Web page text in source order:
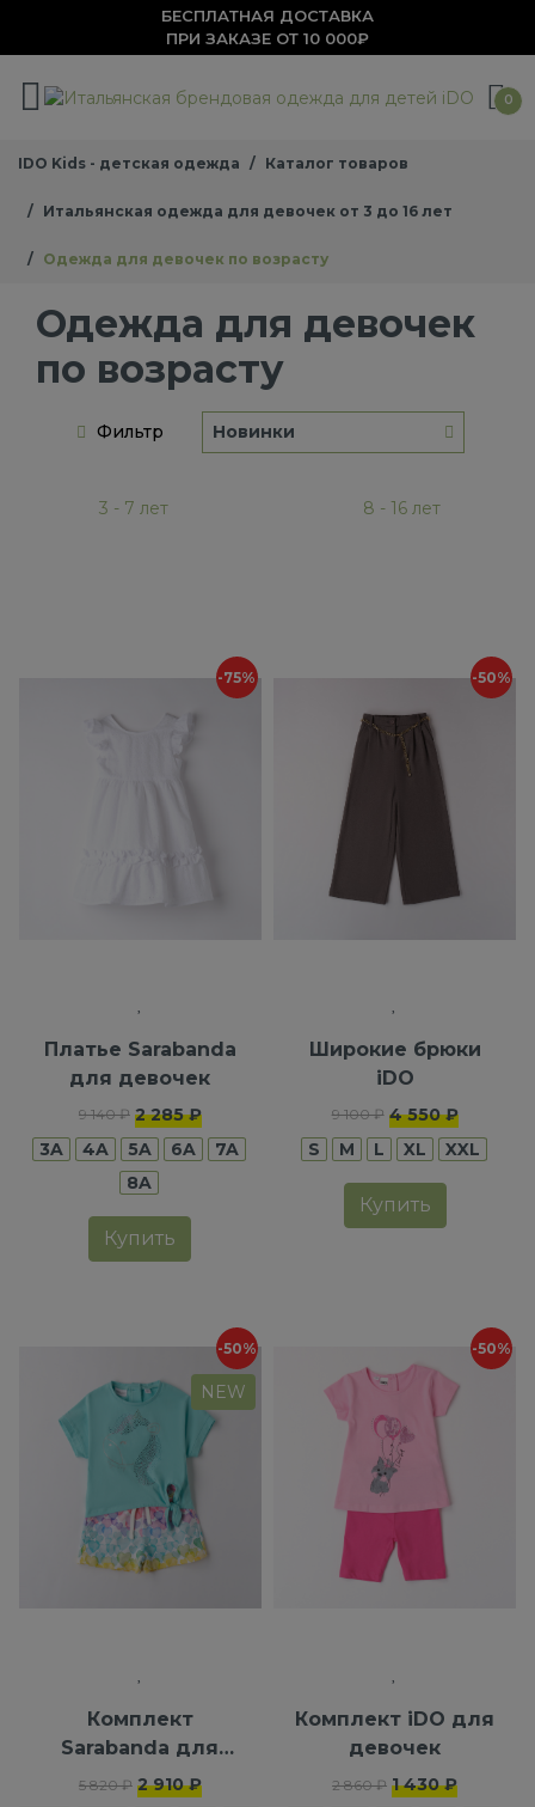
БЕСПЛАТНАЯ ДОСТАВКА
ПРИ ЗАКАЗЕ ОТ 10 000₽
0
IDO Kids - детская одежда Каталог товаров
Итальянская одежда для девочек от 3 до 16 лет
Одежда для девочек по возрасту
Одежда для девочек
по возрасту
Фильтр Новинки
3 - 7 лет 8 - 16 лет
-75%
Платье Sarabanda
для девочек
9 140 ₽ 2 285 ₽
3A
4A 5A 6A
7A
8A
Купить
-50%
Широкие брюки
iDO
9 100 ₽ 4 550 ₽
S
M L XL XXL
Купить
-50%
NEW
Комплект
Sarabanda для
девочек
5 820 ₽ 2 910 ₽
-50%
Комплект iDO для
девочек
2 860 ₽ 1 430 ₽